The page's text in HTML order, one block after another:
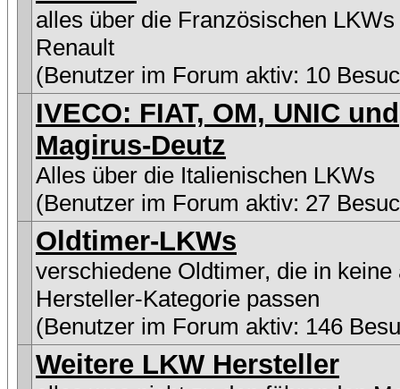
alles über die Französischen LKWs
Renault
(Benutzer im Forum aktiv: 10
IVECO: FIAT, OM, UNIC und
Magirus-Deutz
Alles über die Italienischen LKWs
(Benutzer im Forum aktiv: 27
Oldtimer-LKWs
verschiedene Oldtimer, die in keine
Hersteller-Kategorie passen
(Benutzer im Forum aktiv: 146
Weitere LKW Hersteller